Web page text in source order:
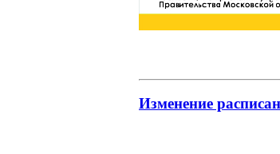
Изменение